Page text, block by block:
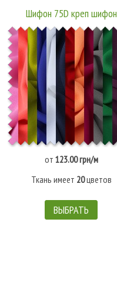
Шифон 75D креп шифон
от 123.00 грн/м
Ткань имеет 20цветов
ВЫБРАТЬ